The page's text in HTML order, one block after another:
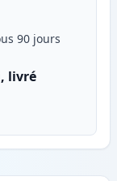
90 jours
livré